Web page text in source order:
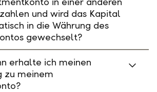
und wird das Kapital
in die Währung des
gewechselt?
erhalte ich meinen
zu meinem